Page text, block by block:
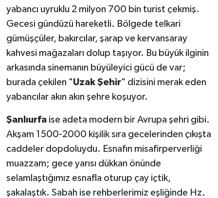
yabancı uyruklu 2 milyon 700 bin turist çekmiş.
Gecesi gündüzü hareketli. Bölgede telkari
gümüşçüler, bakırcılar, şarap ve kervansaray
kahvesi mağazaları dolup taşıyor. Bu büyük ilginin
arkasında sinemanın büyüleyici gücü de var;
burada çekilen "Uzak Şehir" dizisini merak eden
yabancılar akın akın şehre koşuyor.
​Şanlıurfaise adeta modern bir Avrupa şehri gibi.
Akşam 1500-2000 kişilik sıra gecelerinden çıkışta
caddeler dopdoluydu. Esnafın misafirperverliği
muazzam; gece yarısı dükkan önünde
selamlaştığımız esnafla oturup çay içtik,
şakalaştık. Sabah ise rehberlerimiz eşliğinde Hz.